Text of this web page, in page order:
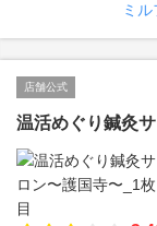
ミ
店舗公式
温活めぐり鍼灸